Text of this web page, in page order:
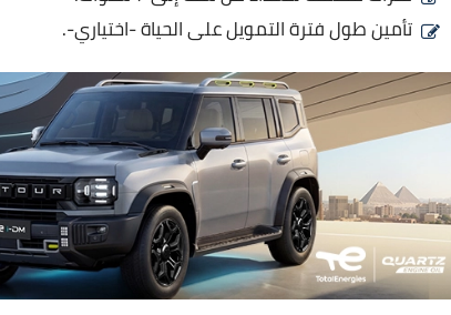
تأمين طول فترة التمويل على الحياة -اختياري-.